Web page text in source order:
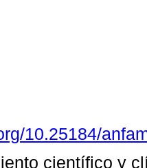
10.25184/
científico y